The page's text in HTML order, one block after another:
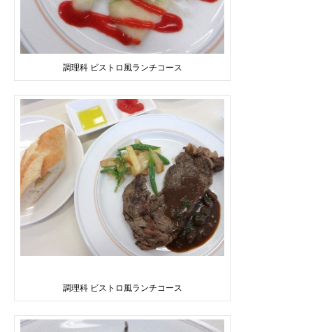
調理科 ビストロ風ランチコース
調理科 ビストロ風ランチコース